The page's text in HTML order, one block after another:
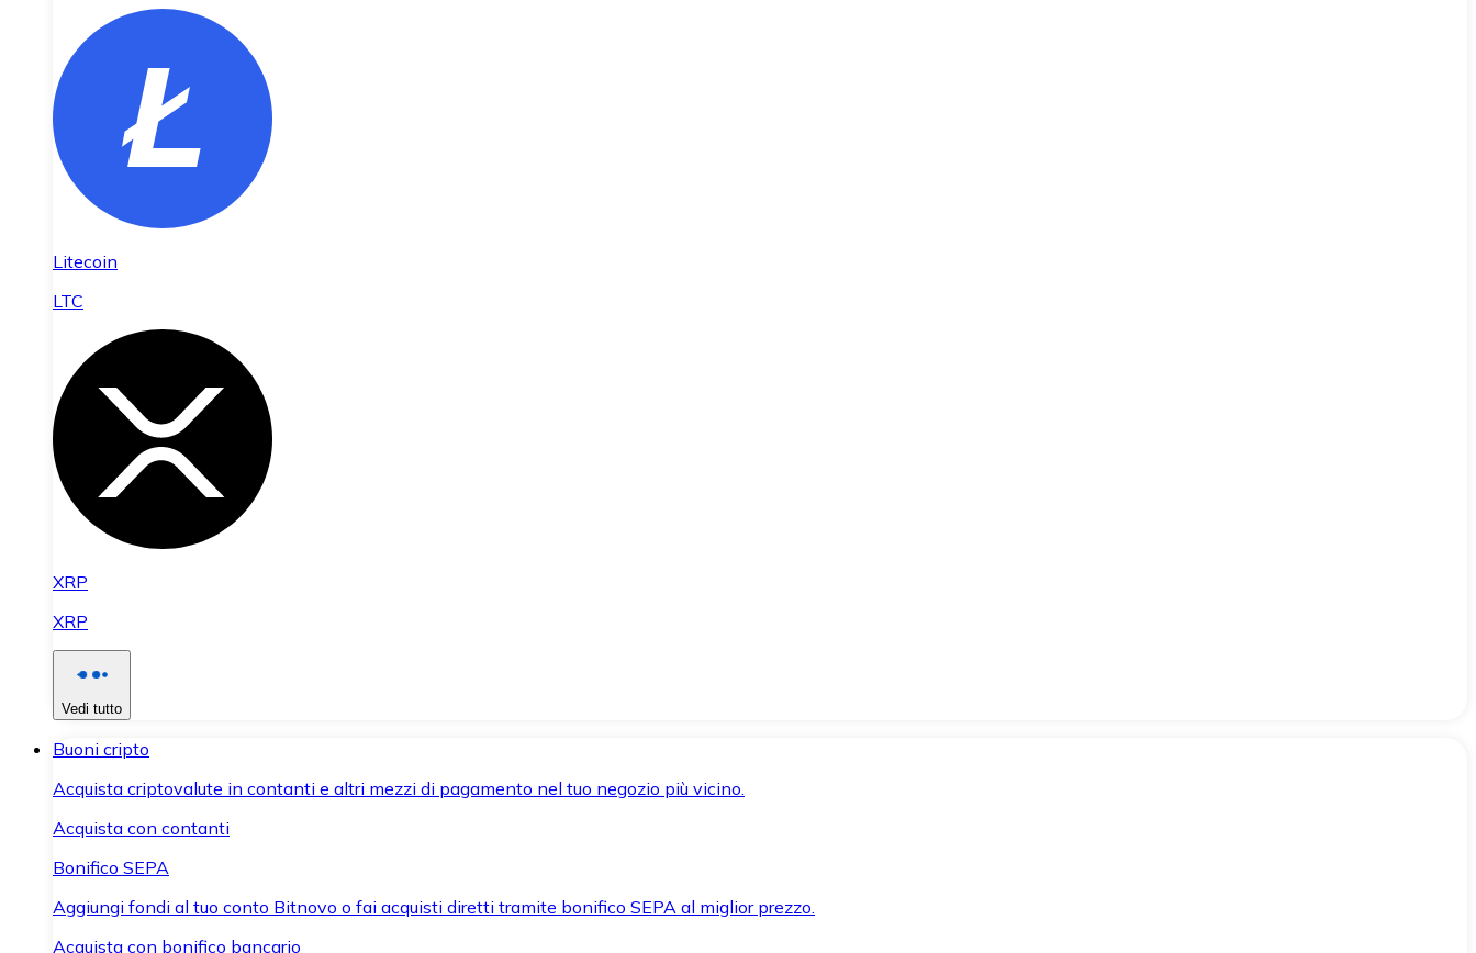
Litecoin
LTC
XRP
XRP
Vedi tutto
Buoni cripto
Acquista criptovalute in contanti e altri mezzi di pagamento nel tuo negozio più vicino.
Acquista con contanti
Bonifico SEPA
Aggiungi fondi al tuo conto Bitnovo o fai acquisti diretti tramite bonifico SEPA al miglior prezzo.
Acquista con bonifico bancario